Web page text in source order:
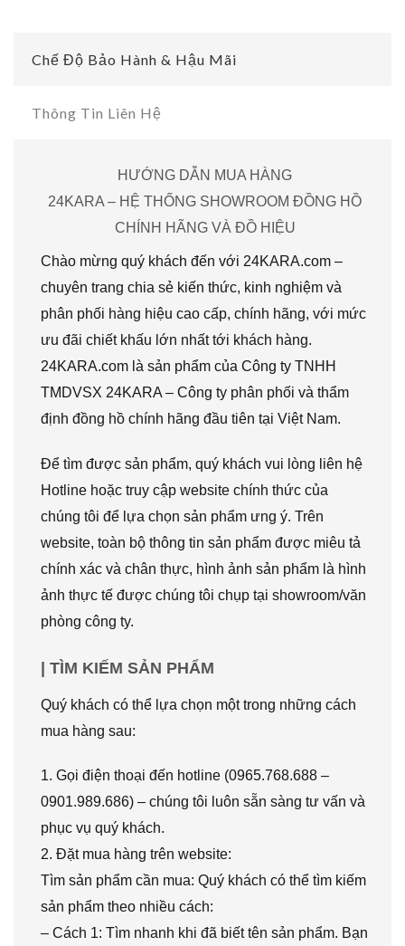
Chế Độ Bảo Hành & Hậu Mãi
Thông Tin Liên Hệ
HƯỚNG DẪN MUA HÀNG
24KARA – HỆ THỐNG SHOWROOM ĐỒNG HỒ
CHÍNH HÃNG VÀ ĐỒ HIỆU
Chào mừng quý khách đến với 24KARA.com –
chuyên trang chia sẻ kiến thức, kinh nghiệm và
phân phối hàng hiệu cao cấp, chính hãng, với mức
ưu đãi chiết khấu lớn nhất tới khách hàng.
24KARA.com là sản phẩm của Công ty TNHH
TMDVSX 24KARA – Công ty phân phối và thẩm
định đồng hồ chính hãng đầu tiên tại Việt Nam.
Để tìm được sản phẩm, quý khách vui lòng liên hệ
Hotline hoặc truy cập website chính thức của
chúng tôi để lựa chọn sản phẩm ưng ý. Trên
website, toàn bộ thông tin sản phẩm được miêu tả
chính xác và chân thực, hình ảnh sản phẩm là hình
ảnh thực tế được chúng tôi chụp tại showroom/văn
phòng công ty.
| TÌM KIẾM SẢN PHẨM
Quý khách có thể lựa chọn một trong những cách
mua hàng sau:
1. Gọi điện thoại đến hotline (0965.768.688 –
0901.989.686) – chúng tôi luôn sẵn sàng tư vấn và
phục vụ quý khách.
2. Đặt mua hàng trên website:
Tìm sản phẩm cần mua: Quý khách có thể tìm kiếm
sản phẩm theo nhiều cách:
– Cách 1: Tìm nhanh khi đã biết tên sản phẩm. Bạn